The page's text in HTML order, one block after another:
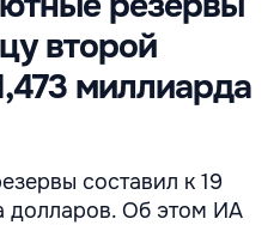
второй
миллиарда
составил к 19
долларов. Об этом ИА